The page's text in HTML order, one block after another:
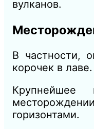
вулканов.
В частности,
корочек в лаве.
Крупнейшее
горизонтами.